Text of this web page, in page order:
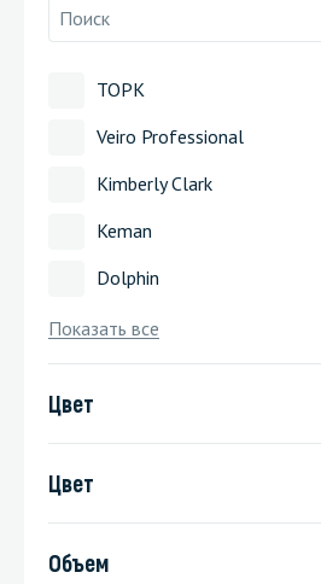
ТОРК
Veiro Professional
Kimberly Clark
Keman
Dolphin
Показать все
Цвет
Цвет
Объем